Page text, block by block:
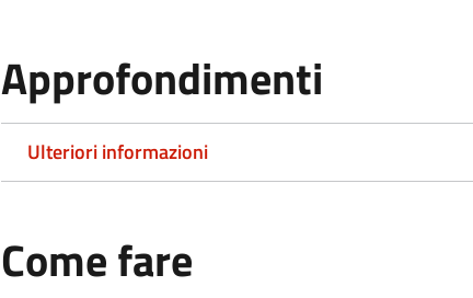
Approfondimenti
Ulteriori informazioni
Come fare